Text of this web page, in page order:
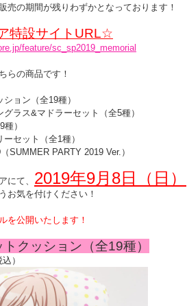
売の期間が残りわずかとなっております！
特設サイトURL☆
feature/sc_sp2019_memorial
らの商品です！
ョン（全19種）
ラス&マドラーセット（全5種）
）
セット（全1種）
SUMMER PARTY 2019 Ver.）
にて、 2019年9月8日（日）
お気を付けください！
を公開いたします！
クッション（全19種）
）